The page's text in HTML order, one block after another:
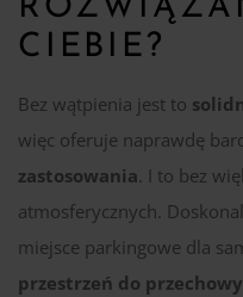
CIEBIE?
Bez wątpienia jest to
więc oferuje naprawdę
zastosowania. I to bez
atmosferycznych.
miejsce parkingowe dla
przestrzeń do